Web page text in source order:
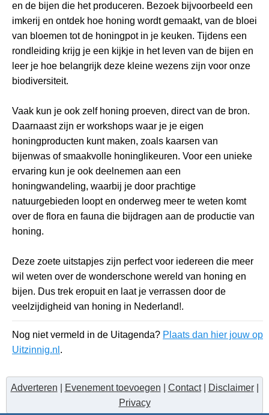
en de bijen die het produceren. Bezoek bijvoorbeeld een
imkerij en ontdek hoe honing wordt gemaakt, van de bloei
van bloemen tot de honingpot in je keuken. Tijdens een
rondleiding krijg je een kijkje in het leven van de bijen en
leer je hoe belangrijk deze kleine wezens zijn voor onze
biodiversiteit.
Vaak kun je ook zelf honing proeven, direct van de bron.
Daarnaast zijn er workshops waar je je eigen
honingproducten kunt maken, zoals kaarsen van
bijenwas of smaakvolle honinglikeuren. Voor een unieke
ervaring kun je ook deelnemen aan een
honingwandeling, waarbij je door prachtige
natuurgebieden loopt en onderweg meer te weten komt
over de flora en fauna die bijdragen aan de productie van
honing.
Deze zoete uitstapjes zijn perfect voor iedereen die meer
wil weten over de wonderschone wereld van honing en
bijen. Dus trek eropuit en laat je verrassen door de
veelzijdigheid van honing in Nederland!.
Nog niet vermeld in de Uitagenda? Plaats dan hier jouw op
Uitzinnig.nl .
Adverteren Evenement toevoegen Contact| Disclaimer|
Privacy